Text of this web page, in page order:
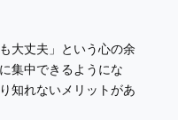
大丈夫」という心の余
集中できるようにな
知れないメリットがあ